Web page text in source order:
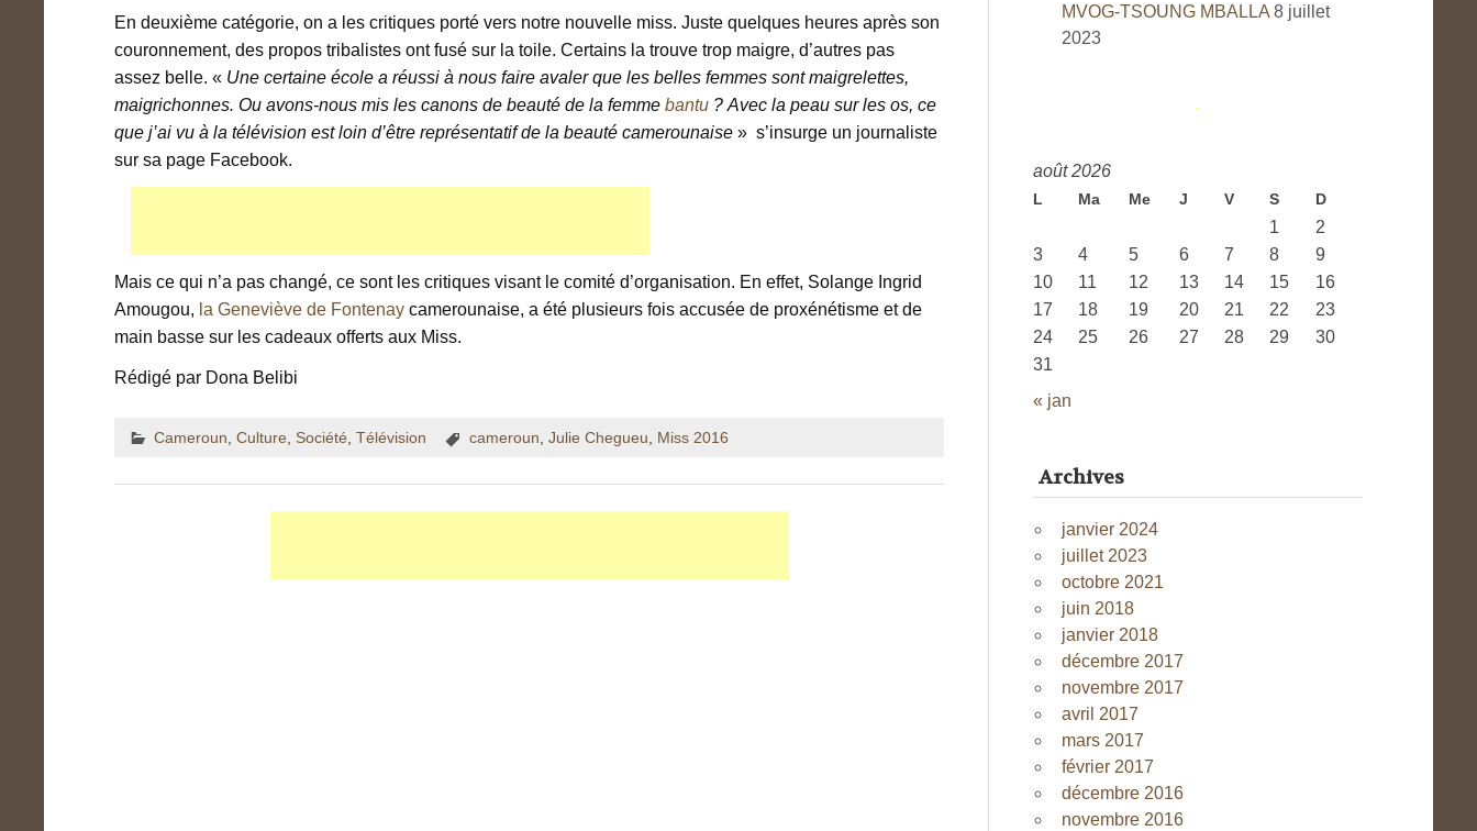
En deuxième catégorie, on a les critiques porté vers notre nouvelle miss. Juste quelques heures après son
couronnement, des propos tribalistes ont fusé sur la toile. Certains la trouve trop maigre, d’autres pas
assez belle. « Une certaine école a réussi à nous faire avaler que les belles femmes sont maigrelettes,
maigrichonnes. Ou avons-nous mis les canons de beauté de la femmebantu ? Avec la peau sur les os, ce
que j’ai vu à la télévision est loin d’être représentatif de la beauté camerounaise» s’insurge un journaliste
sur sa page Facebook.
Mais ce qui n’a pas changé, ce sont les critiques visant le comité d’organisation. En effet, Solange Ingrid
Amougou, la Geneviève de Fontenay camerounaise, a été plusieurs fois accusée de proxénétisme et de
main basse sur les cadeaux offerts aux Miss.
Rédigé par Dona Belibi
Cameroun Culture Société Télévision cameroun ,Julie Chegueu Miss 2016
MVOG-TSOUNG MBALLA 8 juillet
2023
août 2026
L Ma Me J V S D
« jan
1
2
3
4 5 6 7 8
9
10
11 12 13 14 15
16
17
18 19 20 21 22
23
24
25 26 27 28 29
30
31
Archives
janvier 2024
juillet 2023
octobre 2021
juin 2018
janvier 2018
décembre 2017
novembre 2017
avril 2017
mars 2017
février 2017
décembre 2016
novembre 2016